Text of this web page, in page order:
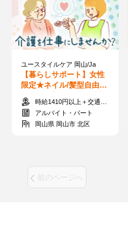
ユースタイルケア 岡山/Ja
【暮らしサポート】女性
限定★ネイル/髪型自由♪
無資格&未経験OK！扶養
控除内の勤務◎/Ja
時給1410円以上＋交通費支給
アルバイト・パート
岡山県 岡山市 北区
前のページへ